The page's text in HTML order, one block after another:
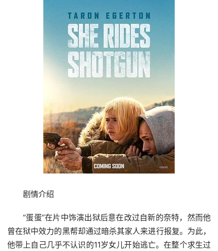
剧情介绍
“蛋蛋”在片中饰演出狱后意在改过自新的奈特，然而他
曾在狱中效力的黑帮却通过暗杀其家人来进行报复。为此，
他带上自己几乎不认识的11岁女儿开始逃亡。在整个求生过